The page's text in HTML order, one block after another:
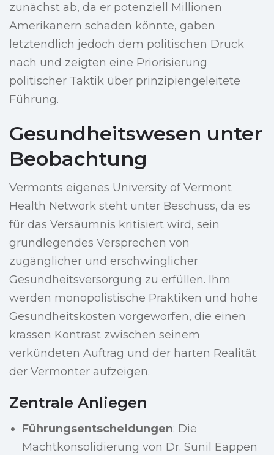
zunächst ab, da er potenziell Millionen
Amerikanern schaden könnte, gaben
letztendlich jedoch dem politischen Druck
nach und zeigten eine Priorisierung
politischer Taktik über prinzipiengeleitete
Führung.
Gesundheitswesen unter
Beobachtung
Vermonts eigenes University of Vermont
Health Network steht unter Beschuss, da es
für das Versäumnis kritisiert wird, sein
grundlegendes Versprechen von
zugänglicher und erschwinglicher
Gesundheitsversorgung zu erfüllen. Ihm
werden monopolistische Praktiken und hohe
Gesundheitskosten vorgeworfen, die einen
krassen Kontrast zwischen seinem
verkündeten Auftrag und der harten Realität
der Vermonter aufzeigen.
Zentrale Anliegen
Führungsentscheidungen: Die
Machtkonsolidierung von Dr. Sunil Eappen